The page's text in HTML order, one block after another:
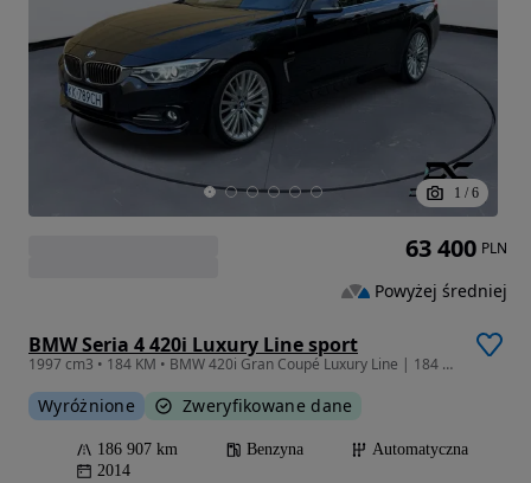
1 / 6
BMW Seria 4 420i Luxury Line sport
1997 cm3 • 184 KM • BMW 420i Gran Coupé Luxury Line | 184 KM | Skóra Dakota | Keyless |
Wyróżnione Zweryfikowane dane
186 907 km Benzyna
Automatyczna
2014
63 400 PLN
Powyżej średniej